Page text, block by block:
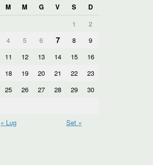
M M G V S
D
1
2
4 5 6 7 8
9
11 12 13 14 15
16
18 19 20 21 22
23
25 26 27 28 29
30
« Lug
Set »